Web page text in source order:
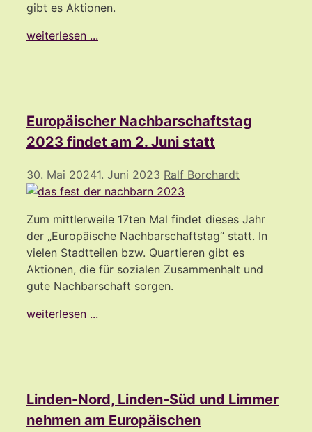
gibt es Aktionen.
weiterlesen ...
Europäischer Nachbarschaftstag
2023 findet am 2. Juni statt
30. Mai 20241. Juni 2023 Ralf Borchardt
Zum mittlerweile 17ten Mal findet dieses Jahr
der „Europäische Nachbarschaftstag“ statt. In
vielen Stadtteilen bzw. Quartieren gibt es
Aktionen, die für sozialen Zusammenhalt und
gute Nachbarschaft sorgen.
weiterlesen ...
Linden-Nord, Linden-Süd und Limmer
nehmen am Europäischen